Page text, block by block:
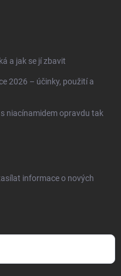
a jak se jí zbavit
2026 – účinky, použití a
niacínamidem opravdu tak
informace o nových